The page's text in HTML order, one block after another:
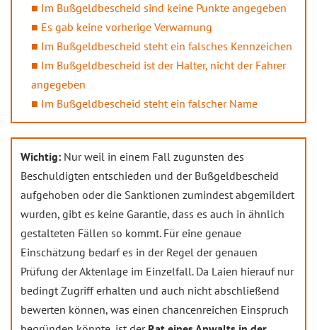
Im Bußgeldbescheid sind keine Punkte angegeben
Es gab keine vorherige Verwarnung
Im Bußgeldbescheid steht ein falsches Kennzeichen
Im Bußgeldbescheid ist der Halter, nicht der Fahrer
angegeben
Im Bußgeldbescheid steht ein falscher Name
Wichtig: Nur weil in einem Fall zugunsten des
Beschuldigten entschieden und der Bußgeldbescheid
aufgehoben oder die Sanktionen zumindest abgemildert
wurden, gibt es keine Garantie, dass es auch in ähnlich
gestalteten Fällen so kommt. Für eine genaue
Einschätzung bedarf es in der Regel der genauen
Prüfung der Aktenlage im Einzelfall. Da Laien hierauf nur
bedingt Zugriff erhalten und auch nicht abschließend
bewerten können, was einen chancenreichen Einspruch